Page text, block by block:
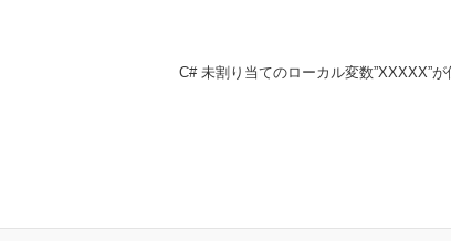
C# 未割り当てのローカル変数”XXXXX”が